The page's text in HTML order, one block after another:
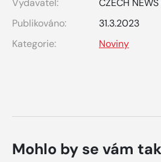
Vydavatel:
CZECH
Publikováno:
31.3.2023
Kategorie:
Noviny
Mohlo by se vám